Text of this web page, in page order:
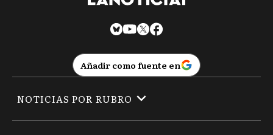
Añadir como fuente en
NOTICIAS POR RUBRO